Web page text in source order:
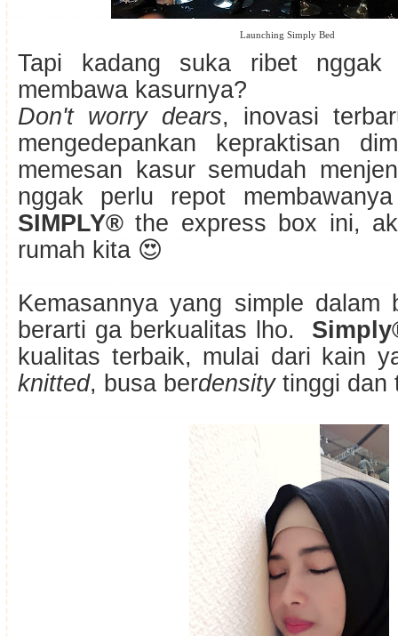
Launching Simply Bed
Tapi kadang suka ribet
membawa kasurnya?
Don't worry dears, inovasi
mengedepankan kepraktisan
memesan kasur semudah
nggak perlu repot
SIMPLY® the express box ini,
rumah kita 😍
Kemasannya yang simple dalam
berarti ga berkualitas lho.
kualitas terbaik, mulai dari kain
knitted, busa berdensitytinggi dan